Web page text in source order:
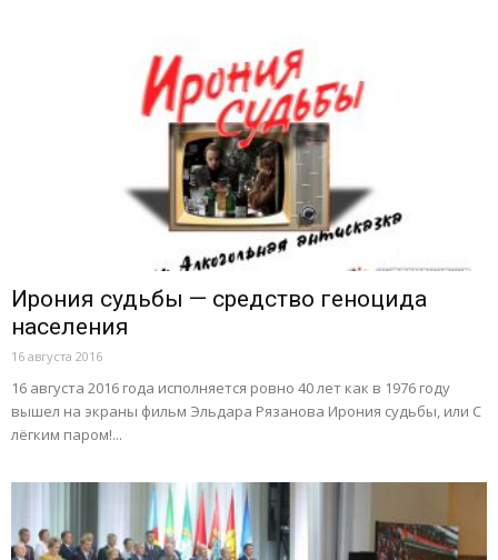
Ирония судьбы — средство геноцида
населения
16 августа 2016
16 августа 2016 года исполняется ровно 40 лет как в 1976 году
вышел на экраны фильм Эльдара Рязанова Ирония судьбы, или С
лёгким паром!...